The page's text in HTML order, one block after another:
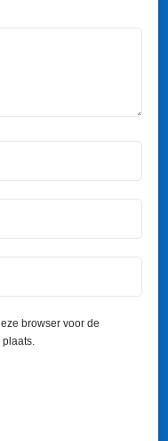
browser voor de